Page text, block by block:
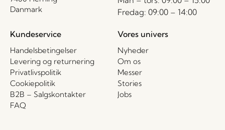
Danmark
Fredag: 09:00 – 14:00
Kundeservice
Handelsbetingelser
Levering og returnering
Privatlivspolitik
Cookiepolitik
B2B – Salgskontakter
FAQ
Vores univers
Nyheder
Om os
Messer
Stories
Jobs